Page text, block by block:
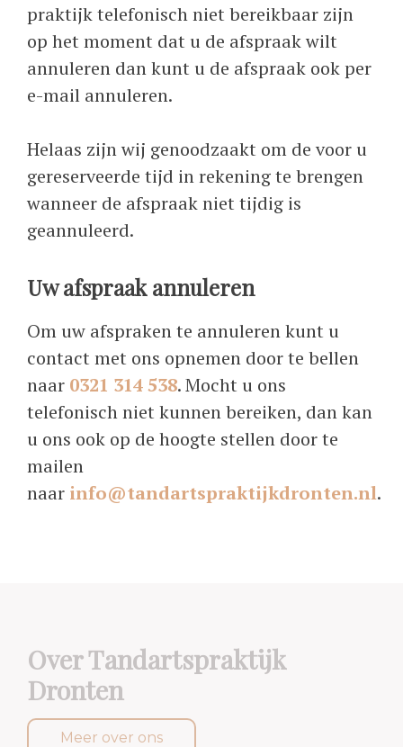
praktijk telefonisch niet bereikbaar zijn
op het moment dat u de afspraak wilt
annuleren dan kunt u de afspraak ook per
e-mail annuleren.
Helaas zijn wij genoodzaakt om de voor u
gereserveerde tijd in rekening te brengen
wanneer de afspraak niet tijdig is
geannuleerd.
Uw afspraak annuleren
Om uw afspraken te annuleren kunt u
contact met ons opnemen door te bellen
naar 0321 314 538. Mocht u ons
telefonisch niet kunnen bereiken, dan kan
u ons ook op de hoogte stellen door te
mailen
naar info@tandartspraktijkdronten.nl.
Over Tandartspraktijk
Dronten
Meer over ons